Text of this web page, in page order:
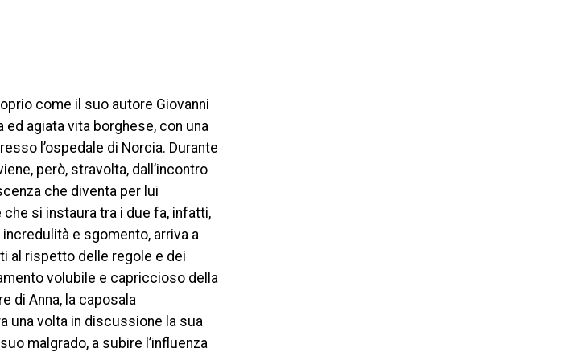
come il suo autore Giovanni
ed agiata vita borghese, con una
l’ospedale di Norcia. Durante
però, stravolta, dall’incontro
che diventa per lui
che si instaura tra i due fa, infatti,
e sgomento, arriva a
al rispetto delle regole e dei
volubile e capriccioso della
di Anna, la caposala
una volta in discussione la sua
malgrado, a subire l’influenza